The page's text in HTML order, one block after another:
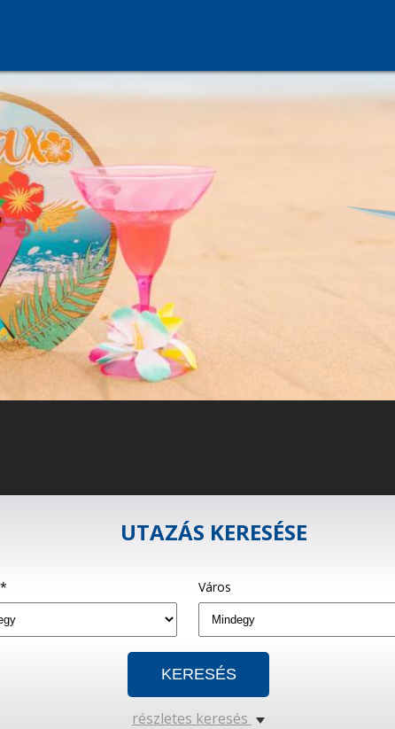
UTAZÁS KERESÉSE
Város
részletes keresés